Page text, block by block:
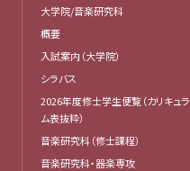
大学院/音楽研究科
概要
入試案内（大学院）
シラバス
2026年度修士学生便覧（カリキュラ
ム表抜粋）
音楽研究科（修士課程）
音楽研究科・器楽専攻